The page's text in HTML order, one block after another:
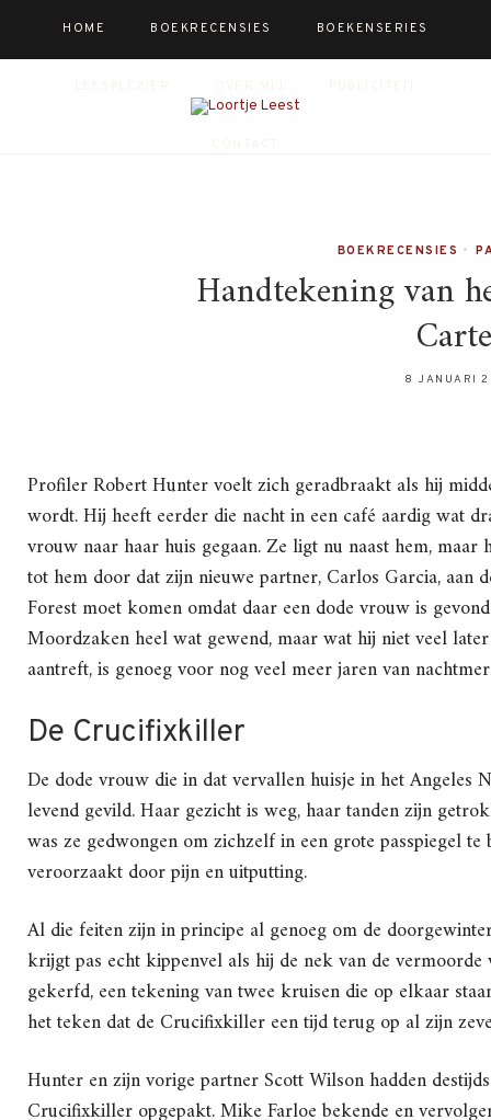
HOME BOEKRECENSIES BOEKENSERIES
BOEKRECENSIES •
Handtekening van
8 JANUARI
Profiler Robert Hunter voelt zich geradbraakt als hij
wordt. Hij heeft eerder die nacht in een café aardig wat
vrouw naar haar huis gegaan. Ze ligt nu naast hem,
tot hem door dat zijn nieuwe partner, Carlos Garcia, aan
Forest moet komen omdat daar een dode vrouw is
Moordzaken heel wat gewend, maar wat hij niet veel
aantreft, is genoeg voor nog veel meer jaren van
De Crucifixkiller
De dode vrouw die in dat vervallen huisje in het Angeles
levend gevild. Haar gezicht is weg, haar tanden zijn
was ze gedwongen om zichzelf in een grote passpiegel
veroorzaakt door pijn en uitputting.
Al die feiten zijn in principe al genoeg om de
krijgt pas echt kippenvel als hij de nek van de
gekerfd, een tekening van twee kruisen die op elkaar
het teken dat de Crucifixkiller een tijd terug op al zijn
Hunter en zijn vorige partner Scott Wilson hadden
Crucifixkiller opgepakt. Mike Farloe bekende en